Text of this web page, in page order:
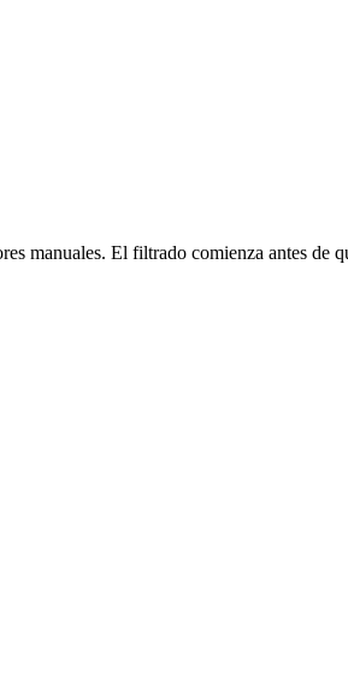
manuales. El filtrado comienza antes de